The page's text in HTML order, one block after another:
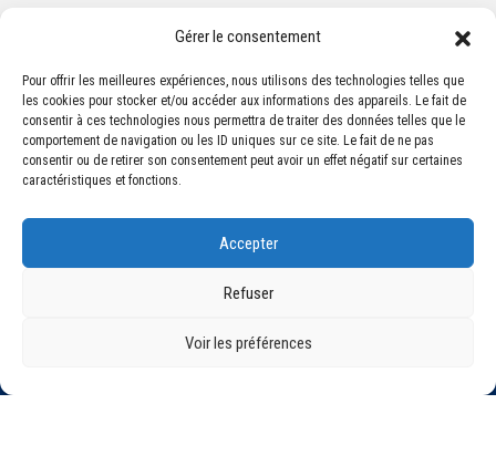
Gérer le consentement
Pour offrir les meilleures expériences, nous utilisons des technologies telles que
les cookies pour stocker et/ou accéder aux informations des appareils. Le fait de
consentir à ces technologies nous permettra de traiter des données telles que le
comportement de navigation ou les ID uniques sur ce site. Le fait de ne pas
consentir ou de retirer son consentement peut avoir un effet négatif sur certaines
caractéristiques et fonctions.
Accepter
Refuser
Voir les préférences
Association Sportive Montferrandaise
84, boulevard Léon Jouhaux
CS 80221 - 63021 Clermont-Ferrand Cedex 2
accueil@asm-omnisports.com